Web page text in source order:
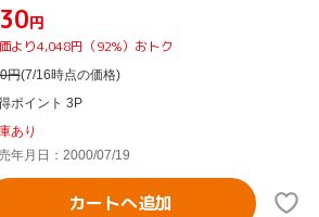
円
より4,048円（92%）おトク
円(7/16時点の価格)
ポイント 3P
あり
年月日：2000/07/19
カートへ追加